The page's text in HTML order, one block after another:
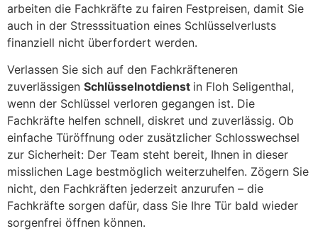
arbeiten die Fachkräfte zu fairen Festpreisen, damit Sie
auch in der Stresssituation eines Schlüsselverlusts
finanziell nicht überfordert werden.
Verlassen Sie sich auf den Fachkräfteneren
zuverlässigen Schlüsselnotdienst in Floh Seligenthal,
wenn der Schlüssel verloren gegangen ist. Die
Fachkräfte helfen schnell, diskret und zuverlässig. Ob
einfache Türöffnung oder zusätzlicher Schlosswechsel
zur Sicherheit: Der Team steht bereit, Ihnen in dieser
misslichen Lage bestmöglich weiterzuhelfen. Zögern Sie
nicht, den Fachkräften jederzeit anzurufen – die
Fachkräfte sorgen dafür, dass Sie Ihre Tür bald wieder
sorgenfrei öffnen können.